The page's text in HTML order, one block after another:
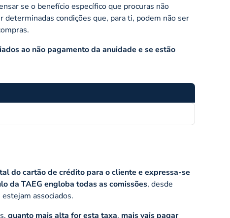
se o benefício específico que procuras não
determinadas condições que, para ti, podem não ser
ao não pagamento da anuidade e se estão
do cartão de crédito para o cliente e expressa-se
da TAEG engloba todas as comissões, desde
associados.
quanto mais alta for esta taxa, mais vais pagar